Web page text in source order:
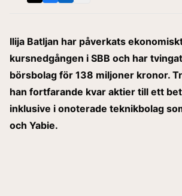
Ilija Batljan har påverkats
kursnedgången i SBB och har
börsbolag för 138 miljoner kronor.
han fortfarande kvar aktier till ett
inklusive i onoterade teknikbolag
och Yabie.